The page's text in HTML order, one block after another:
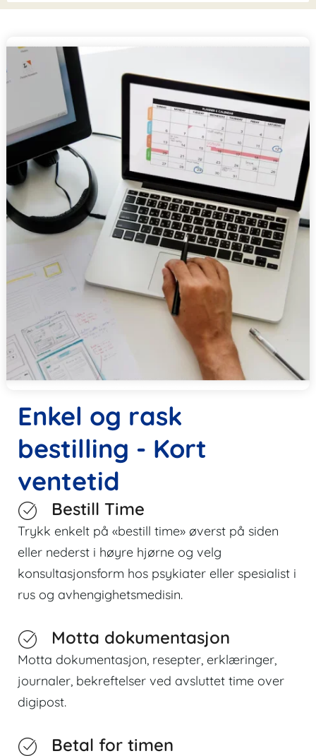
Enkel og rask
bestilling - Kort
ventetid
Bestill Time
Trykk enkelt på «bestill time» øverst på siden
eller nederst i høyre hjørne og velg
konsultasjonsform hos psykiater eller spesialist i
rus og avhengighetsmedisin.
Motta dokumentasjon
Motta dokumentasjon, resepter, erklæringer,
journaler, bekreftelser ved avsluttet time over
digipost.
Betal for timen